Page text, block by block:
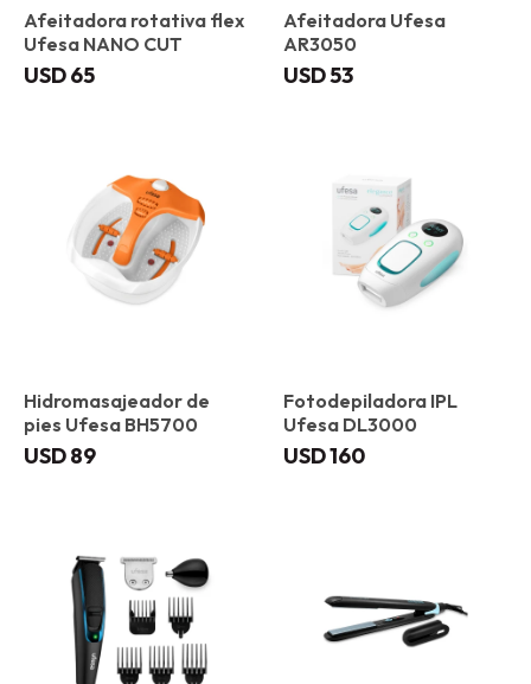
Afeitadora rotativa flex
Ufesa NANO CUT
USD65
Afeitadora Ufesa
AR3050
USD53
Hidromasajeador de
pies Ufesa BH5700
USD89
Fotodepiladora IPL
Ufesa DL3000
USD160